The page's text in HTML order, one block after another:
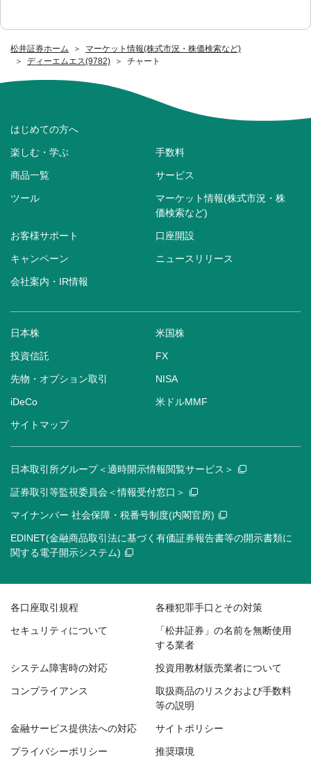
松井証券ホーム
マーケット情報(株式市況・株価検索など)
ディーエムエス(9782)
チャート
はじめての方へ
楽しむ・学ぶ 手数料
商品一覧 サービス
ツール
マーケット情報(株式市況・株
価検索など)
お客様サポート 口座開設
キャンペーン ニュースリリース
会社案内・IR情報
日本株 米国株
投資信託 FX
先物・オプション取引 NISA
iDeCo 米ドルMMF
サイトマップ
日本取引所グループ＜適時開示情報閲覧サービス＞
証券取引等監視委員会＜情報受付窓口＞
マイナンバー 社会保障・税番号制度(内閣官房)
EDINET(金融商品取引法に基づく有価証券報告書等の開示書類に
関する電子開示システム)
各口座取引規程 各種犯罪手口とその対策
セキュリティについて
「松井証券」の名前を無断使用
する業者
システム障害時の対応 投資用教材販売業者について
コンプライアンス
取扱商品のリスクおよび手数料
等の説明
金融サービス提供法への対応 サイトポリシー
プライバシーポリシー 推奨環境